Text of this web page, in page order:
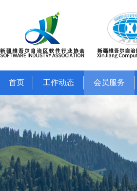
首页 工作动态 会员服务